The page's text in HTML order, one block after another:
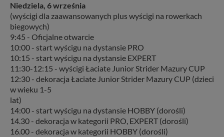
Niedziela, 6 września
(wyścigi dla zaawansowanych plus wyścigi na rowerkach
biegowych)
9:45 - Oficjalne otwarcie
10:00 - start wyścigu na dystansie PRO
10:15 - start wyścigu na dystansie EXPERT
11:30-12:15 - wyścigi Łaciate Junior Strider Mazury CUP
12:30 - dekoracja Łaciate Junior Strider Mazury CUP (dzieci
w wieku 1-5
lat)
14:00 - start wyścigu na dystansie HOBBY (dorośli)
14.30 - dekoracja w kategorii PRO, EXPERT (dorośli)
16.00 - dekoracja w kategorii HOBBY (dorośli)